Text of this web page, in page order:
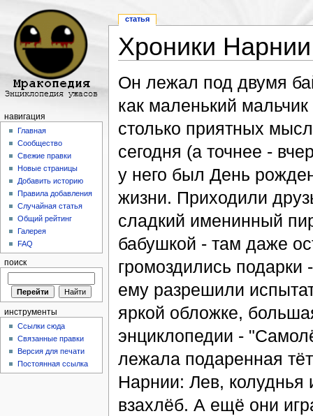
Хроники Нарнии
Он лежал под двумя
как маленький мальчик
столько приятных
сегодня (а точнее -
у него был День
жизни. Приходили
сладкий именинный
бабушкой - там даже
громоздились подарки
ему разрешили
яркой обложке,
энциклопедии -
лежала подаренная
Нарнии: Лев, колуднья
взахлёб. А ещё они
статья
навигация
Главная
Сообщество
Свежие правки
Новые страницы
Добавить историю
Правила добавления
Случайная статья
Общий рейтинг
Галерея
FAQ
поиск
инструменты
Ссылки сюда
Связанные правки
Версия для печати
Постоянная ссылка